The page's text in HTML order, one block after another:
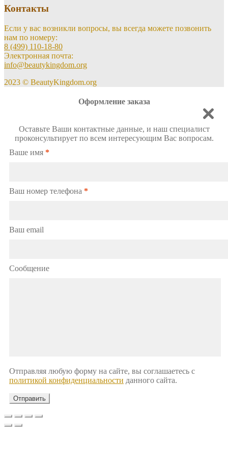
Контакты
Если у вас возникли вопросы, вы всегда можете позвонить
нам по номеру:
8 (499) 110-18-80
Электронная почта:
info@beautykingdom.org
2023 © BeautyKingdom.org
Оформление заказа
Оставьте Ваши контактные данные, и наш специалист
проконсультирует по всем интересующим Вас вопросам.
Ваше имя *
Ваш номер телефона *
Ваш email
Сообщение
Отправляя любую форму на сайте, вы соглашаетесь с
политикой конфиденциальности данного сайта.